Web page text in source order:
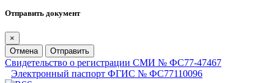
Отправить документ
×
Отмена
Отправить
Свидетельство о регистрации СМИ № ФС77-47467
Электронный паспорт ФГИС № ФС77110096